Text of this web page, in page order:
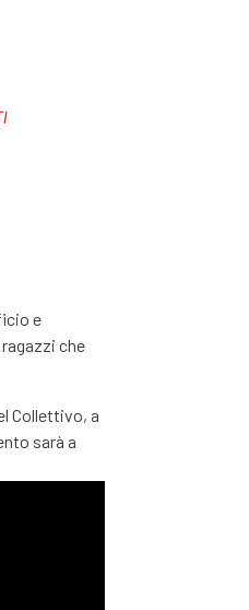
e
che
Collettivo, a
sarà a